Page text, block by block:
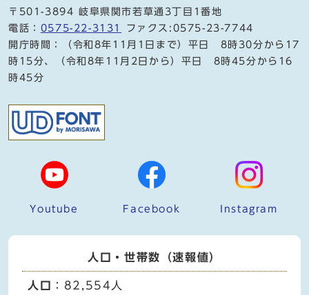
〒501-3894 岐阜県関市若草通3丁目1番地
電話： 0575-22-3131
ファクス:0575-23-7744
開庁時間：（令和8年11月1日まで）平日 8時30分から17
時15分、（令和8年11月2日から）平日 8時45分から16
時45分
Youtube Facebook Instagram
人口・世帯数（速報値）
人口 ：82,554人